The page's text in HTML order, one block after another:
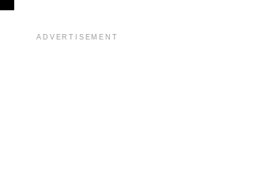
ADVERTISEMENT